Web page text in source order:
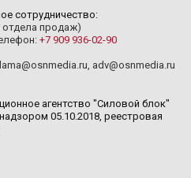
сотрудничество:
отдела продаж)
+7 909 936-02-90
, adv@osnmedia.ru
агентство "Силовой блок"
05.10.2018, реестровая